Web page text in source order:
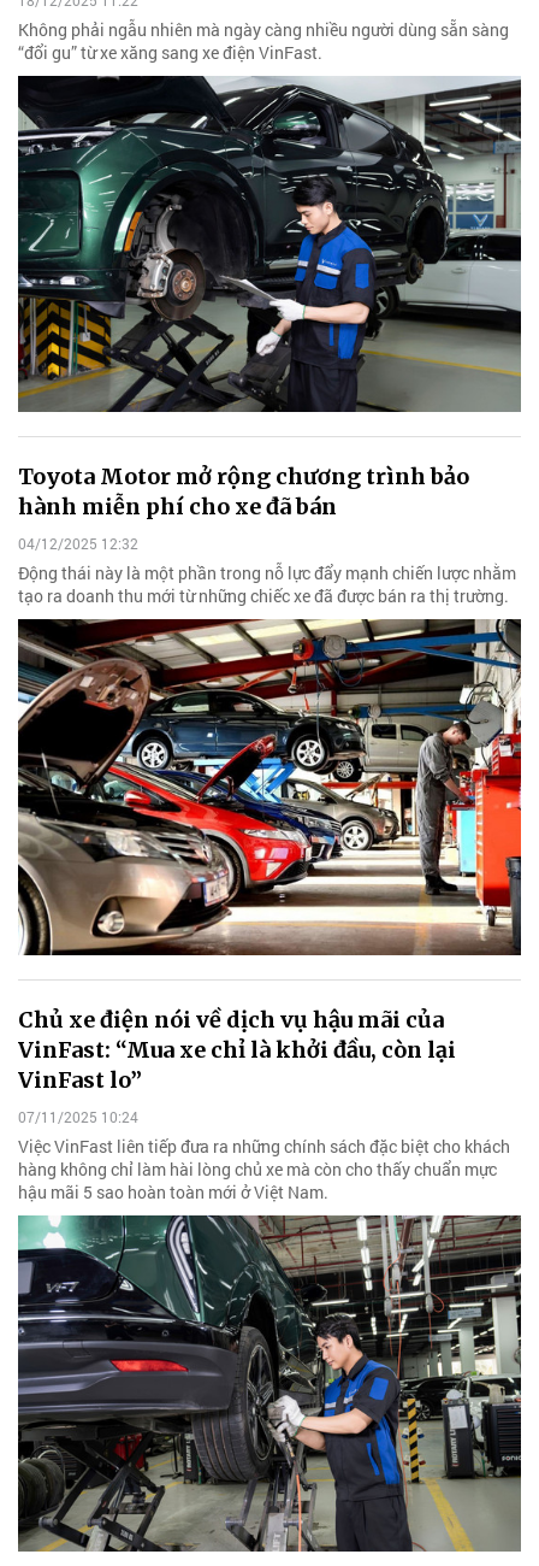
Không phải ngẫu nhiên mà ngày càng nhiều người dùng sẵn sàng
“đổi gu” từ xe xăng sang xe điện VinFast.
Toyota Motor mở rộng chương trình bảo
hành miễn phí cho xe đã bán
04/12/2025 12:32
Động thái này là một phần trong nỗ lực đẩy mạnh chiến lược nhằm
tạo ra doanh thu mới từ những chiếc xe đã được bán ra thị trường.
Chủ xe điện nói về dịch vụ hậu mãi của
VinFast: “Mua xe chỉ là khởi đầu, còn lại
VinFast lo”
07/11/2025 10:24
Việc VinFast liên tiếp đưa ra những chính sách đặc biệt cho khách
hàng không chỉ làm hài lòng chủ xe mà còn cho thấy chuẩn mực
hậu mãi 5 sao hoàn toàn mới ở Việt Nam.